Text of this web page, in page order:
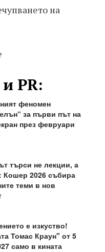
на
PR:
феномен
за първи път на
през февруари
търси не лекции, а
Кошер 2026 събира
теми в нов
е изкуство!
Томас Краун" от 5
само в кината